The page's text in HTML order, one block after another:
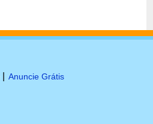
Anuncie Grátis